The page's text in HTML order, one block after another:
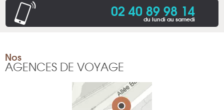
02 40 89 98 14
du lundi au samedi
Nos
AGENCES DE VOYAGE